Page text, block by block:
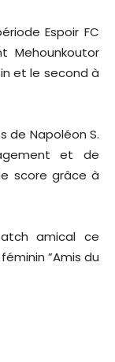
Espoir FC
Mehounkoutor
et le second à
de Napoléon S.
et de
score grâce à
amical ce
”Amis du